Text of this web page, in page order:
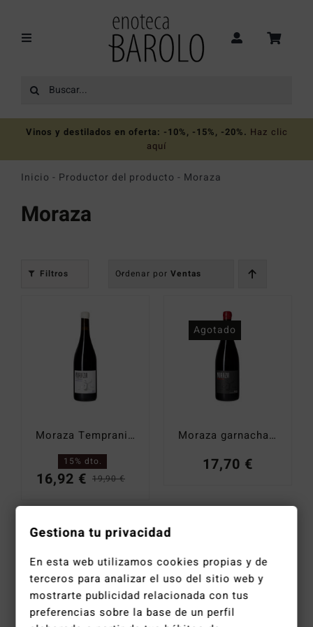
contenido
Toggle
Recomendaciones
Ofertas
Destilados
Catas y Actividades
Buscar:
Vinos y destilados en oferta: -10%, -15%, -20%. Haz clic
aquí
Inicio - Productor del producto - Moraza
Moraza
Filtros Ordenar por Ventas
Moraza Tempranillo 4 caminos 2018
19,90€El
precio
original
19,90 €.
16,92 €
El
precio
actual
16,92 €.
15% dto.
Agotado
Moraza garnacha 2019
17,70 €
Gestiona tu privacidad
En esta web utilizamos cookies propias y de
terceros para analizar el uso del sitio web y
mostrarte publicidad relacionada con tus
preferencias sobre la base de un perfil